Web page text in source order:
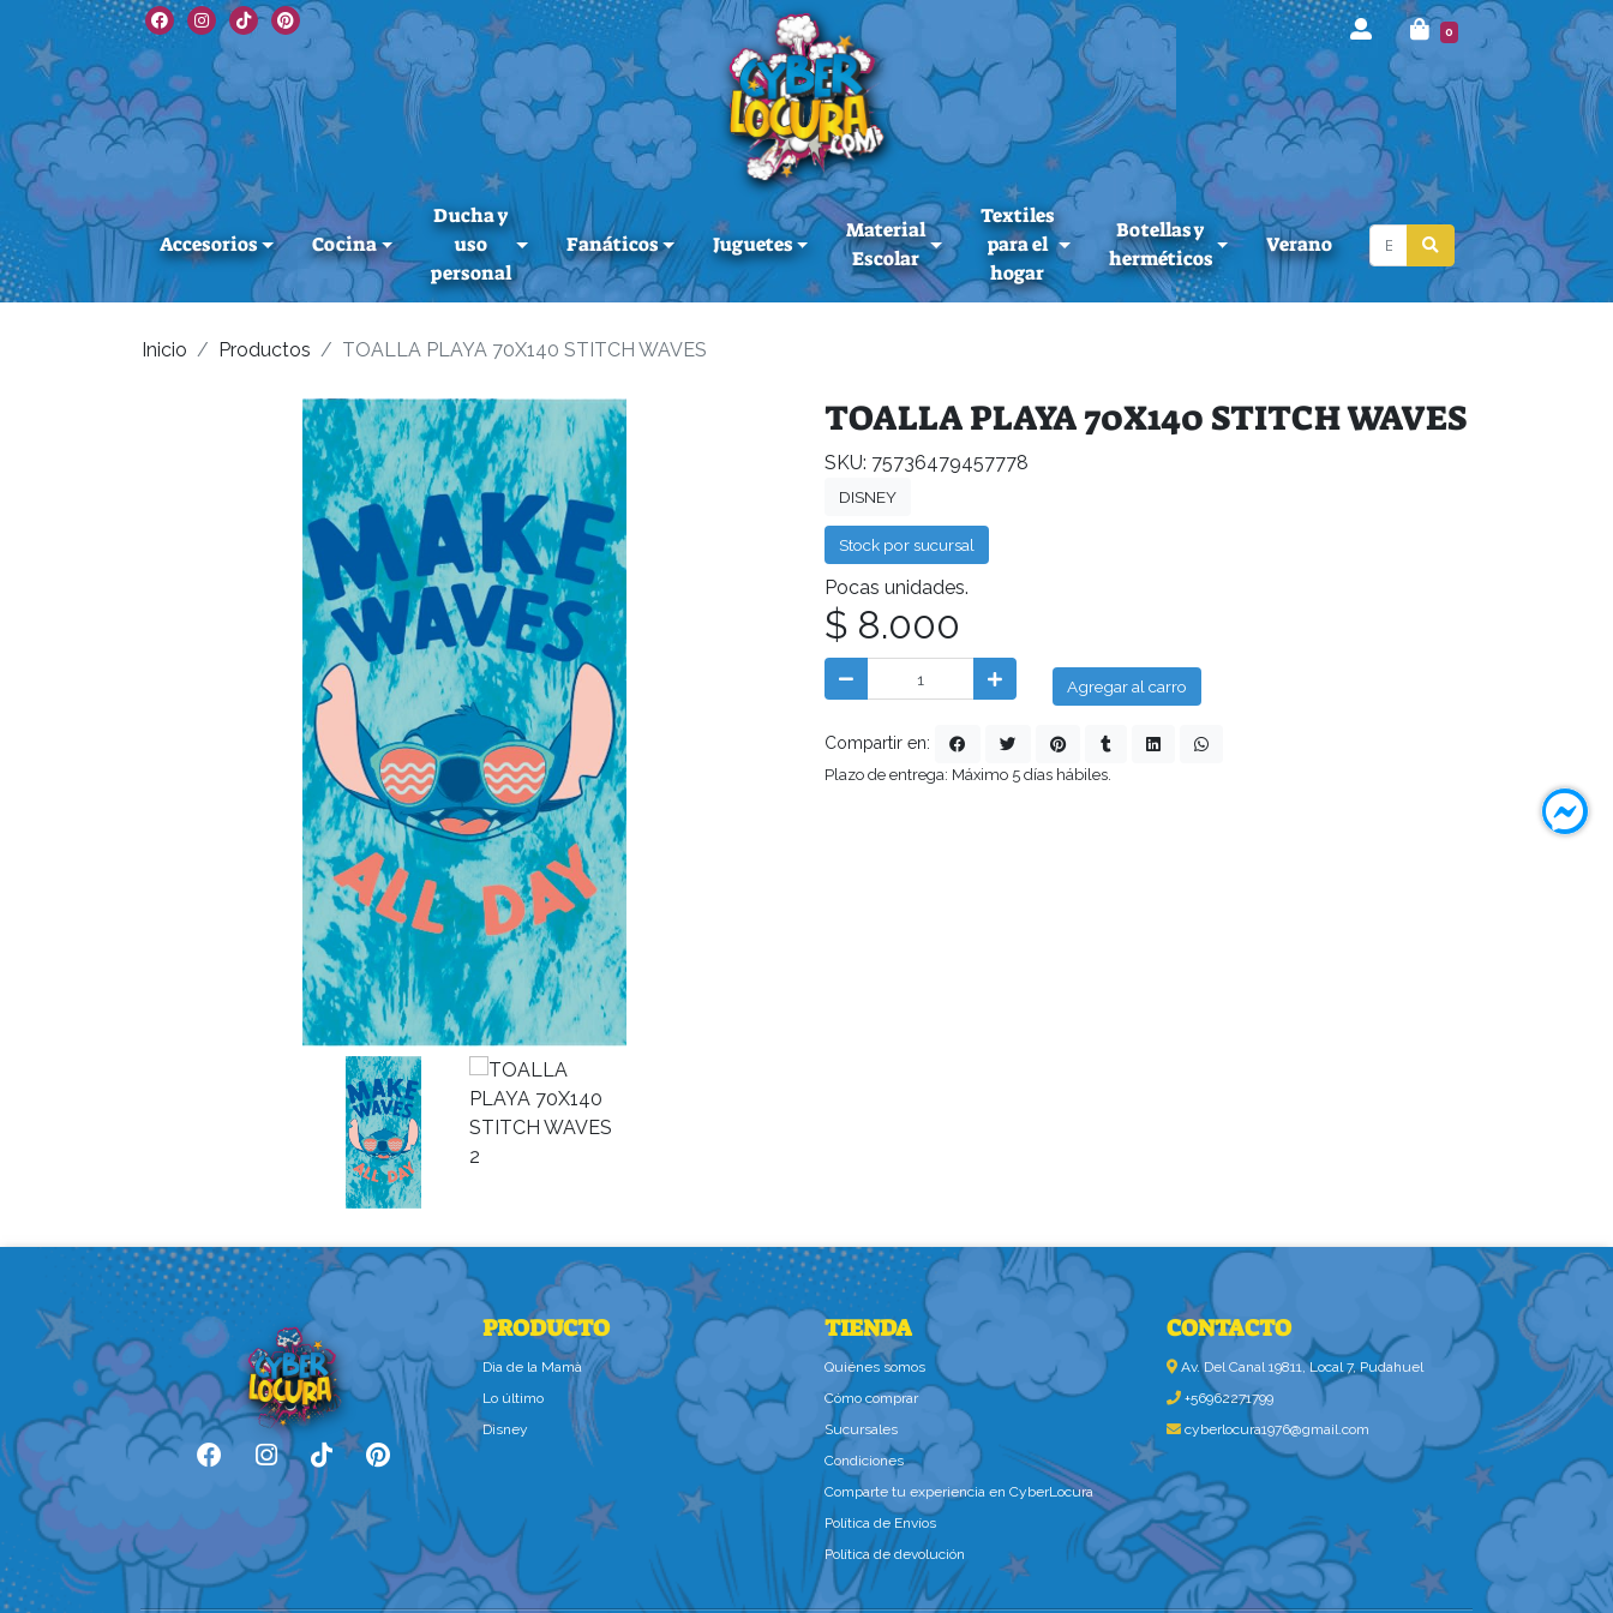
0
Accesorios Cocina
Ducha y
uso
personal
Fanáticos Juguetes
Material
Escolar
Textiles
para el
hogar
Botellas y
herméticos
Verano
Inicio Productos TOALLA PLAYA 70X140 STITCH WAVES
TOALLA PLAYA 70X140 STITCH WAVES
SKU: 75736479457778
DISNEY
Stock por sucursal
Pocas unidades.
$ 8.000
Agregar al carro
Compartir en:
Plazo de entrega: Máximo 5 días hábiles.
PRODUCTO
Dìa de la Mamà
Lo último
Disney
TIENDA
Quiénes somos
Cómo comprar
Sucursales
Condiciones
Comparte tu experiencia en CyberLocura
Política de Envíos
Política de devolución
CONTACTO
Av. Del Canal 19811, Local 7, Pudahuel
+56962271799
cyberlocura1976@gmail.com